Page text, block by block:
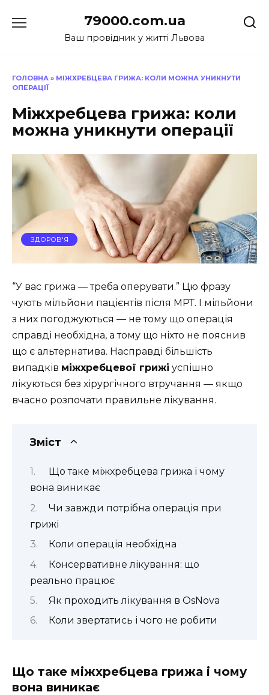
до
79000.com.ua
Ваш провідник у житті Львова
ГОЛОВНА » МІЖХРЕБЦЕВА ГРИЖА: КОЛИ МОЖНА УНИКНУТИ
ОПЕРАЦІЇ
Міжхребцева грижа: коли
можна уникнути операції
ЗДОРОВ'Я
“У вас грижа — треба оперувати.” Цю фразу
чують мільйони пацієнтів після МРТ. І мільйони
з них погоджуються — не тому що операція
справді необхідна, а тому що ніхто не пояснив
що є альтернатива. Насправді більшість
випадків міжхребцевої грижі успішно
лікуються без хірургічного втручання — якщо
вчасно розпочати правильне лікування.
Зміст
Що таке міжхребцева грижа і чому
вона виникає
Чи завжди потрібна операція при
грижі
Коли операція необхідна
Консервативне лікування: що
реально працює
Як проходить лікування в OsNova
Коли звертатись і чого не робити
Що таке міжхребцева грижа і чому
вона виникає